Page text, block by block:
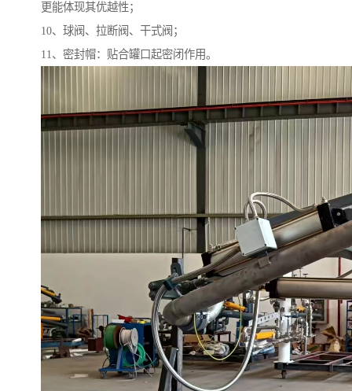
更能体现其优越性；
10、球阀、拉断阀、干式阀；
11、密封帽：贴合罐口起密闭作用。